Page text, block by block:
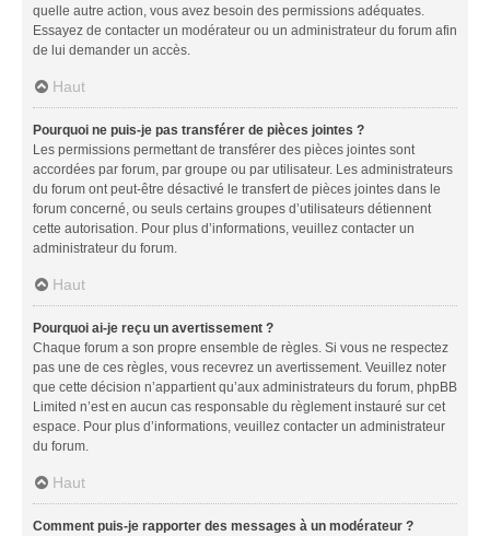
quelle autre action, vous avez besoin des permissions adéquates.
Essayez de contacter un modérateur ou un administrateur du forum afin
de lui demander un accès.
Haut
Pourquoi ne puis-je pas transférer de pièces jointes ?
Les permissions permettant de transférer des pièces jointes sont
accordées par forum, par groupe ou par utilisateur. Les administrateurs
du forum ont peut-être désactivé le transfert de pièces jointes dans le
forum concerné, ou seuls certains groupes d’utilisateurs détiennent
cette autorisation. Pour plus d’informations, veuillez contacter un
administrateur du forum.
Haut
Pourquoi ai-je reçu un avertissement ?
Chaque forum a son propre ensemble de règles. Si vous ne respectez
pas une de ces règles, vous recevrez un avertissement. Veuillez noter
que cette décision n’appartient qu’aux administrateurs du forum, phpBB
Limited n’est en aucun cas responsable du règlement instauré sur cet
espace. Pour plus d’informations, veuillez contacter un administrateur
du forum.
Haut
Comment puis-je rapporter des messages à un modérateur ?